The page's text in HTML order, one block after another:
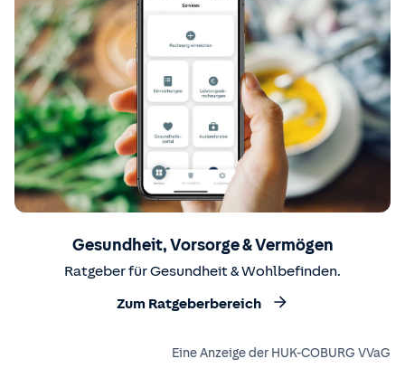
Gesundheit, Vorsorge & Vermögen
Ratgeber für Gesundheit & Wohlbefinden.
Zum Ratgeberbereich
Eine Anzeige der HUK-COBURG VVaG